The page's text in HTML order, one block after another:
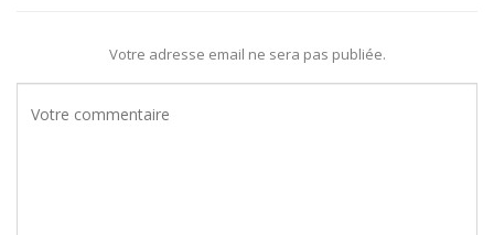
Votre adresse email ne sera pas publiée.